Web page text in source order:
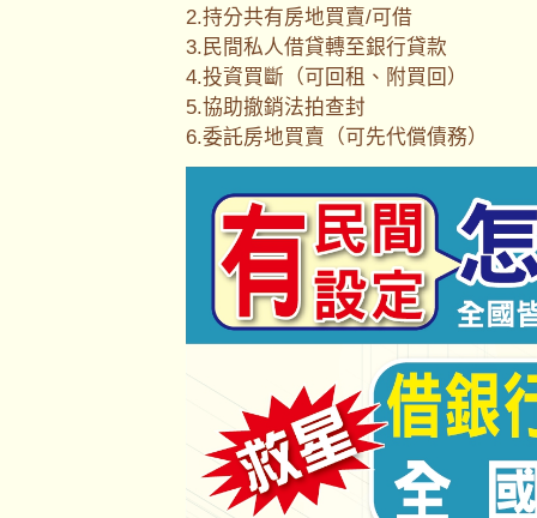
2.持分共有房地買賣/可借
3.民間私人借貸轉至銀行貸款
4.投資買斷（可回租、附買回）
5.協助撤銷法拍查封
6.委託房地買賣（可先代償債務）